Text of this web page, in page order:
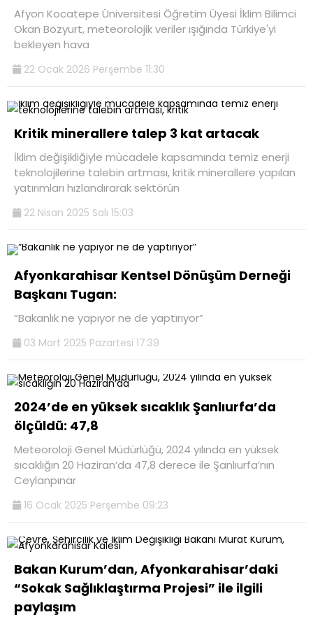
Afyon Kocatepe Üniversitesi Öğretim Üyesi İklim Bilimci
Okan Bozyurt, meteorolojik veriler ışığında Türkiye'yi
bekleyen hava
22 Ocak 2026 Perşembe 11:30
Kritik minerallere talep 3 kat artacak
İklim değişikliğiyle mücadele kapsamında temiz enerji
teknolojilerine talebin artması, kritik minerallere yapılan
yatırımları hızlandırarak sektörün
22 Nisan 2025 Salı 15:03
Afyonkarahisar Kentsel Dönüşüm Derneği
Başkanı Tugan:
“Bakanlık ne yapıyor ne de yaptırıyor”
03 Mart 2025 Pazartesi 17:39
2024’de en yüksek sıcaklık Şanlıurfa’da
ölçüldü: 47,8
Meteoroloji Genel Müdürlüğü, 2024 yılında en yüksek
sıcaklığın 20 Haziran’da 47,8 derece ile Şanlıurfa’nın
Ceylanpınar
16 Ocak 2025 Perşembe 09:23
Bakan Kurum’dan, Afyonkarahisar’daki
“Sokak Sağlıklaştırma Projesi” ile ilgili
paylaşım